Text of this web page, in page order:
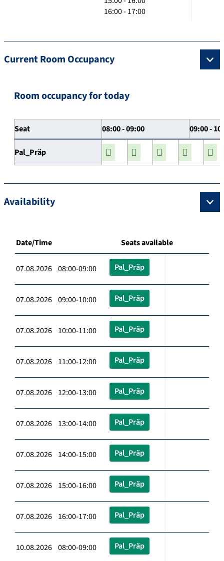
16:00 - 17:00
Current Room Occupancy
Room occupancy for today
Seat 08:00 - 09:00 09:00 -
Pal_Präp
Availability
Date/Time Seats available
07.08.2026 08:00-09:00 Pal_Präp
07.08.2026 09:00-10:00 Pal_Präp
07.08.2026 10:00-11:00 Pal_Präp
07.08.2026 11:00-12:00 Pal_Präp
07.08.2026 12:00-13:00 Pal_Präp
07.08.2026 13:00-14:00 Pal_Präp
07.08.2026 14:00-15:00 Pal_Präp
07.08.2026 15:00-16:00 Pal_Präp
07.08.2026 16:00-17:00 Pal_Präp
10.08.2026 08:00-09:00 Pal_Präp